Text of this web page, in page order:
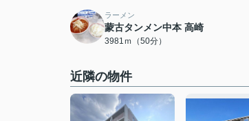
ラーメン
蒙古タンメン中本 高崎
3981ｍ（50分）
近隣の物件